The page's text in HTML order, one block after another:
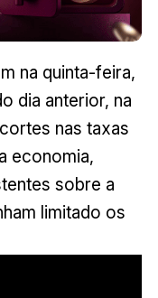
na quinta-feira,
dia anterior, na
nas taxas
economia,
sobre a
limitado os